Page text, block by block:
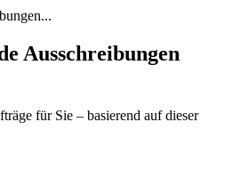
Ausschreibungen
für Sie – basierend auf dieser